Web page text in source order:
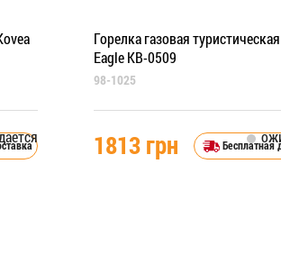
Горелка газовая
Eagle KB-0509
98-1025
1813 грн Бесплатная